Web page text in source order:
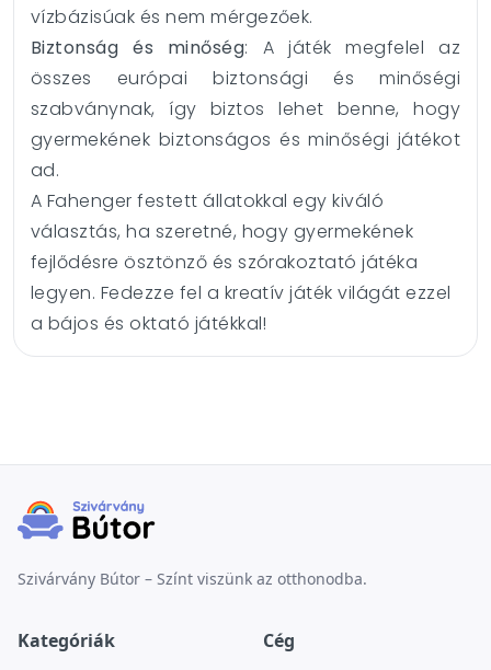
vízbázisúak és nem mérgezőek.
Biztonság és minőség: A játék megfelel az
összes európai biztonsági és minőségi
szabványnak, így biztos lehet benne, hogy
gyermekének biztonságos és minőségi játékot
ad.
A Fahenger festett állatokkal egy kiváló
választás, ha szeretné, hogy gyermekének
fejlődésre ösztönző és szórakoztató játéka
legyen. Fedezze fel a kreatív játék világát ezzel
a bájos és oktató játékkal!
Szivárvány Bútor – Színt viszünk az otthonodba.
Kategóriák Cég